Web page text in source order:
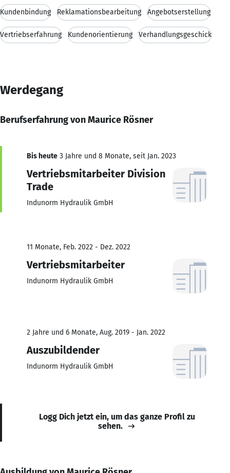
Kundenbindung Reklamationsbearbeitung Angebotserstellung
Vertriebserfahrung Kundenorientierung Verhandlungsgeschick
Werdegang
Berufserfahrung von Maurice Rösner
Bis heute 3 Jahre und 8 Monate, seit Jan. 2023
Vertriebsmitarbeiter Division
Trade
Indunorm Hydraulik GmbH
11 Monate, Feb. 2022 - Dez. 2022
Vertriebsmitarbeiter
Indunorm Hydraulik GmbH
2 Jahre und 6 Monate, Aug. 2019 - Jan. 2022
Auszubildender
Indunorm Hydraulik GmbH
Logg Dich jetzt ein, um das ganze Profil zu
sehen.